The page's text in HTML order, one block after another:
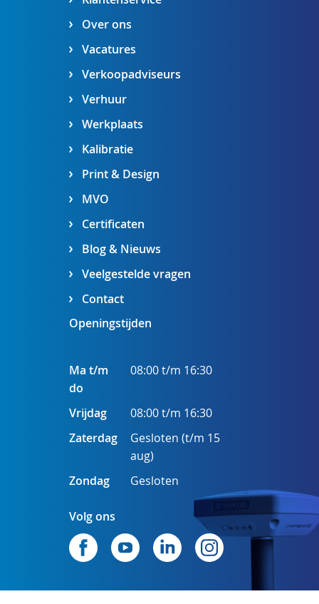
Over ons
Vacatures
Verkoopadviseurs
Verhuur
Werkplaats
Kalibratie
Print & Design
MVO
Certificaten
Blog & Nieuws
Veelgestelde vragen
Contact
Openingstijden
Ma t/m
do
08:00 t/m 16:30
Vrijdag
08:00 t/m 16:30
Zaterdag
Gesloten (t/m 15
aug)
Zondag
Gesloten
Volg ons